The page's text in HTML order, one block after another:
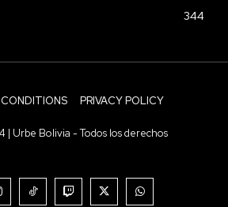
344
PRIVACY POLICY
Urbe Bolivia - Todos los derechos